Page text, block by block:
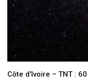
Côte d’Ivoire – TNT :